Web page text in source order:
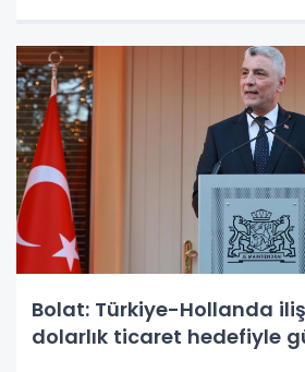
Bolat: Türkiye-Hollanda
dolarlık ticaret hedefiyle